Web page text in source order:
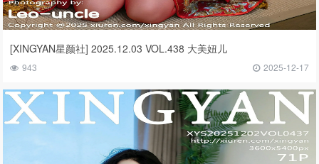
[XINGYAN星颜社] 2025.12.03 VOL.438 大美妞儿
943 2025-12-17